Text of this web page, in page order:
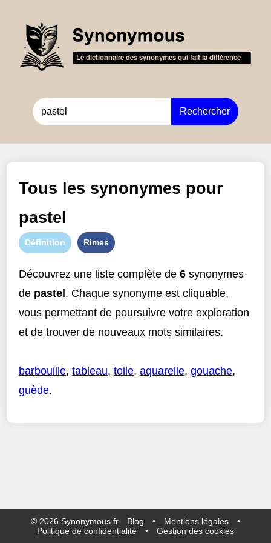
Rechercher
Tous les synonymes pour
pastel
Définition Rimes
Découvrez une liste complète de6 synonymes
de pastel . Chaque synonyme est cliquable,
vous permettant de poursuivre votre exploration
et de trouver de nouveaux mots similaires.
barbouille,tableau,toile,aquarelle,gouache,
guède.
© 2026 Synonymous.fr Blog • Mentions légales
•
Politique de confidentialité
• Gestion des cookies